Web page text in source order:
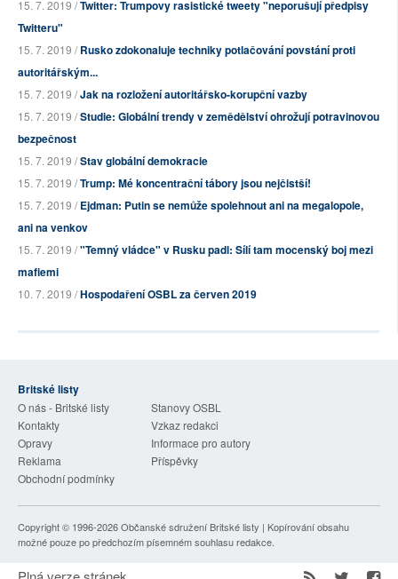
15. 7. 2019 /Twitter: Trumpovy rasistické tweety "neporušují předpisy
Twitteru"
15. 7. 2019 /Rusko zdokonaluje techniky potlačování povstání proti
autoritářským...
15. 7. 2019 /Jak na rozložení autoritářsko-korupční vazby
15. 7. 2019 /Studie: Globální trendy v zemědělství ohrožují potravinovou
bezpečnost
15. 7. 2019 /Stav globální demokracie
15. 7. 2019 /Trump: Mé koncentrační tábory jsou nejčistší!
15. 7. 2019 /Ejdman: Putin se nemůže spolehnout ani na megalopole,
ani na venkov
15. 7. 2019 /"Temný vládce" v Rusku padl: Sílí tam mocenský boj mezi
mafiemi
10. 7. 2019 /Hospodaření OSBL za červen 2019
Britské listy
O nás - Britské listy
Stanovy OSBL
Kontakty
Vzkaz redakci
Opravy
Informace pro autory
Reklama
Příspěvky
Obchodní podmínky
Copyright © 1996-2026Občanské sdružení Britské listy | Kopírování obsahu
možné pouze po předchozím písemném souhlasu redakce.